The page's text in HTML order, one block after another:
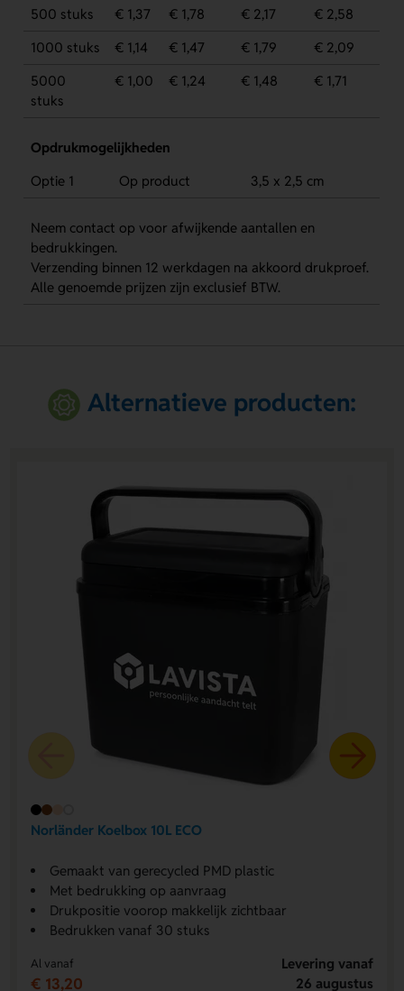
500 stuks € 1,37 € 1,78 € 2,17
€ 2,58
1000 stuks
€ 1,14 € 1,47 € 1,79
€ 2,09
5000
stuks
€ 1,00 € 1,24 € 1,48 € 1,71
Opdrukmogelijkheden
Optie 1
Op product 3,5 x 2,5 cm
Neem contact op voor afwijkende aantallen en
bedrukkingen.
Verzending binnen 12 werkdagen na akkoord drukproef.
Alle genoemde prijzen zijn exclusief BTW.
Alternatieve producten:
Norländer Koelbox 10L ECO
Gemaakt van gerecycled PMD plastic
Met bedrukking op aanvraag
Drukpositie voorop makkelijk zichtbaar
Bedrukken vanaf 30 stuks
Al vanaf
€ 13,20
Levering vanaf
26 augustus